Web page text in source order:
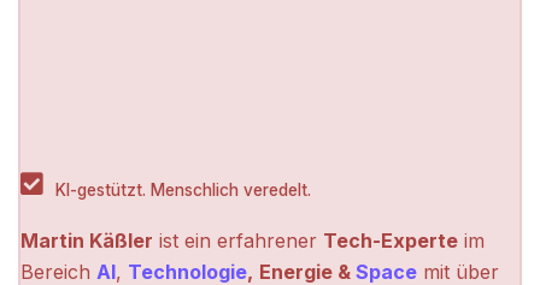
KI-gestützt. Menschlich veredelt.
Martin Käßler ist ein erfahrener Tech-Experte im
Bereich AI, Technologie, Energie & Space mit über